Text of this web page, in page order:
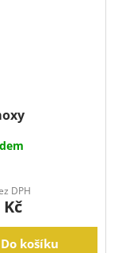
DPH
Kč
Do košíku